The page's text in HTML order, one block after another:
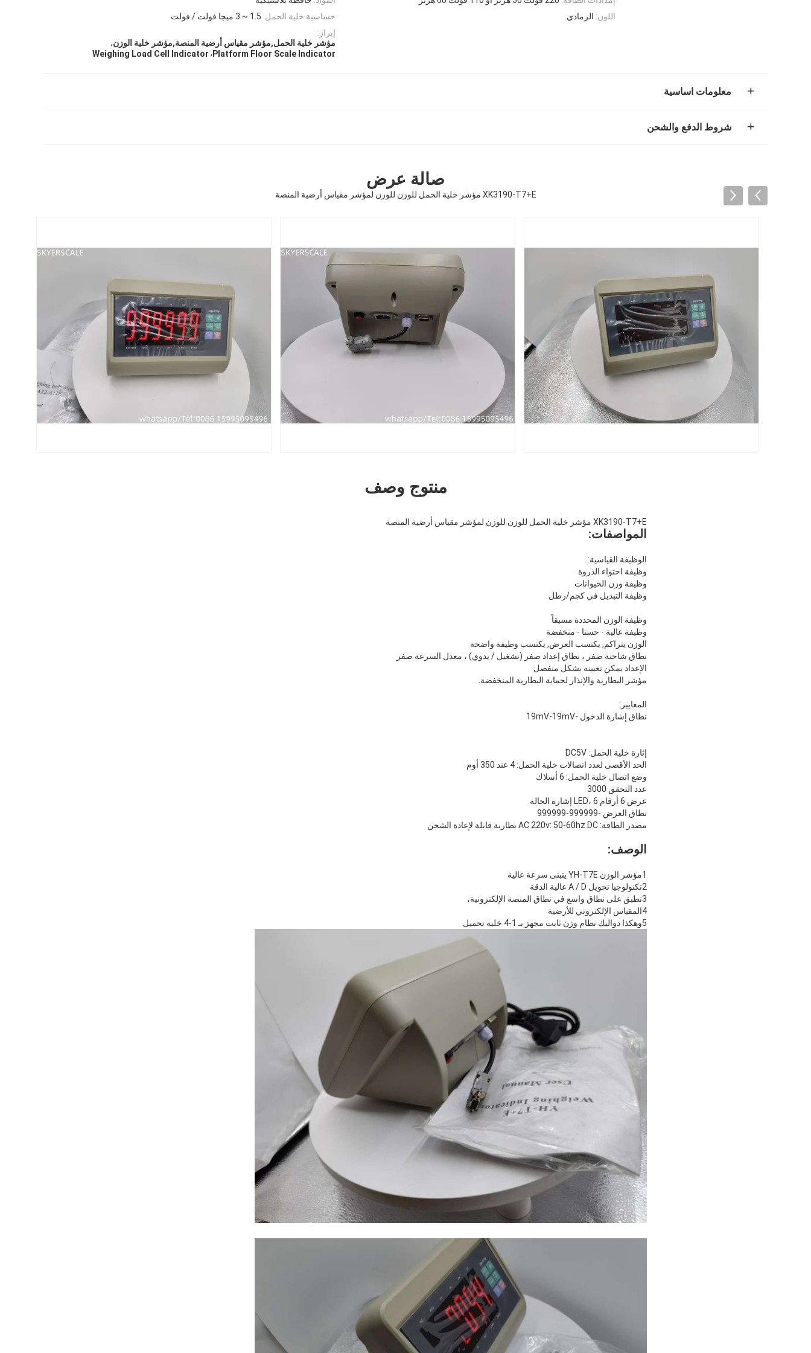
حساسية خلية الحمل: 1.5 ~ 3 ميجا فولت / فولت اللون: الرمادي
إبراز:
مؤشر خلية الحمل,مؤشر مقياس أرضية المنصة,مؤشر خلية الوزن,
Platform Floor Scale Indicator
,
Weighing Load Cell Indicator
معلومات اساسية
شروط الدفع والشحن
صالة عرض
XK3190-T7+E مؤشر خلية الحمل للوزن للوزن لمؤشر مقياس أرضية المنصة
منتوج وصف
XK3190-T7+E مؤشر خلية الحمل للوزن للوزن لمؤشر مقياس أرضية المنصة
المواصفات:
الوظيفة القياسية:
وظيفة احتواء الذروة
وظيفة وزن الحيوانات
وظيفة التبديل في كجم/رطل
وظيفة الوزن المحددة مسبقاً
وظيفة عالية - حسنا - منخفضة
الوزن يتراكم, يكتسب العرض, يكتسب وظيفة واضحة
نطاق شاحنة صفر ، نطاق إعداد صفر (تشغيل / يدوي) ، معدل السرعة صفر
الإعداد يمكن تعيينه بشكل منفصل
مؤشر البطارية والإنذار لحماية البطارية المنخفضة.
المعايير:
نطاق إشارة الدخول -19mV-19mV
إثارة خلية الحمل: DC5V
الحد الأقصى لعدد اتصالات خلية الحمل: 4 عند 350 أوم
وضع اتصال خلية الحمل: 6 أسلاك
عدد التحقق 3000
عرض 6 أرقام LED، 6 إشارة الحالة
نطاق العرض -999999-999999
مصدر الطاقة: AC 220v: 50-60hz DC بطارية قابلة لإعادة الشحن
الوصف:
1مؤشر الوزن YH-T7E يتبنى سرعة عالية
2تكنولوجيا تحويل A / D عالية الدقة
3تطبق على نطاق واسع في نطاق المنصة الإلكترونية،
4المقياس الإلكتروني للأرضية
5وهكذا دواليك نظام وزن ثابت مجهز بـ 1-4 خلية تحميل